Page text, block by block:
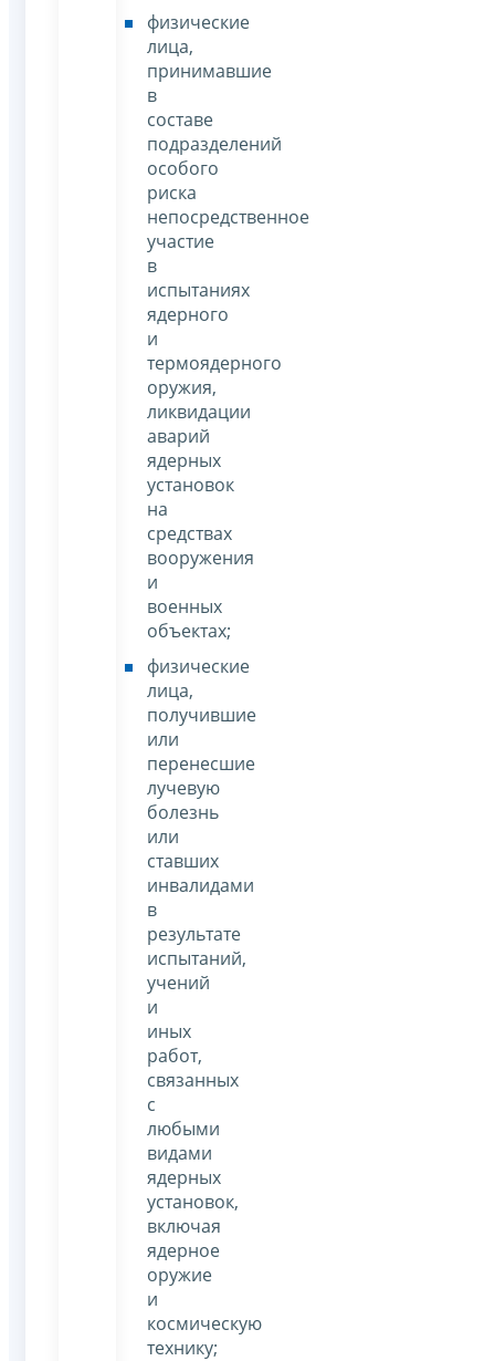
физические
лица,
принимавшие
в
составе
подразделений
особого
риска
непосредственное
участие
в
испытаниях
ядерного
и
термоядерного
оружия,
ликвидации
аварий
ядерных
установок
на
средствах
вооружения
и
военных
объектах;
физические
лица,
получившие
или
перенесшие
лучевую
болезнь
или
ставших
инвалидами
в
результате
испытаний,
учений
и
иных
работ,
связанных
с
любыми
видами
ядерных
установок,
включая
ядерное
оружие
и
космическую
технику;